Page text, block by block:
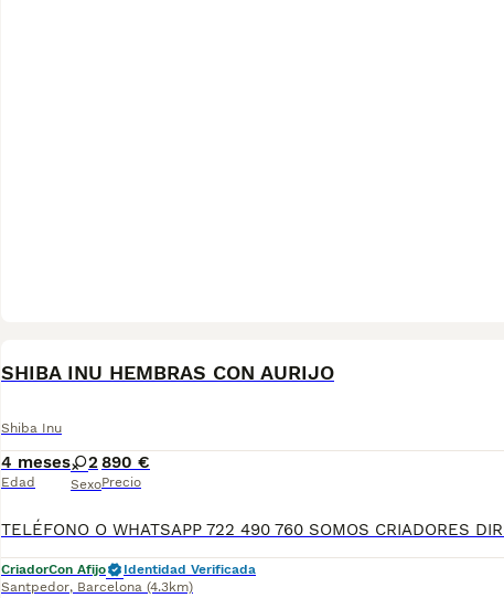
SHIBA INU HEMBRAS CON AURIJO
Shiba Inu
4 meses
Edad
2
Sexo
890 €
Precio
CriadorCon Afijo
Identidad Verificada
Santpedor, Barcelona (4.3km)